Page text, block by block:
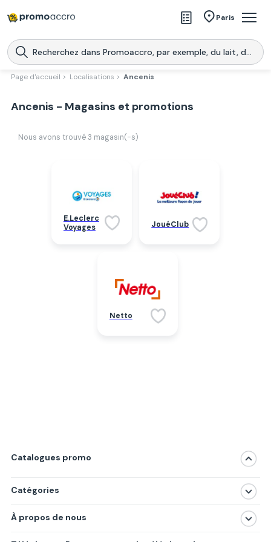
Paris
Magasins
Produits
Promoaccro
Page d'accueil > Localisations > Ancenis
Ancenis - Magasins et promotions
Nous avons trouvé 3 magasin(-s)
E.Leclerc
Voyages
JouéClub
Netto
Catalogues promo
Catégories
Produits
À propos de nous